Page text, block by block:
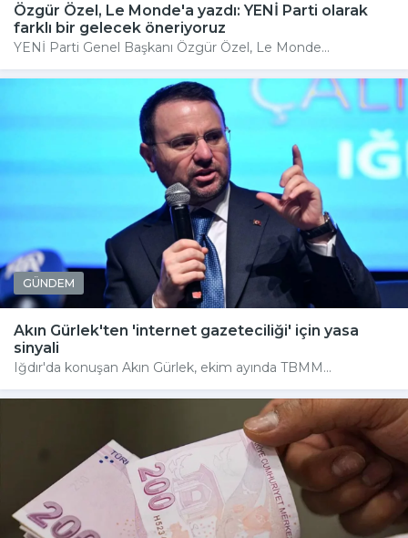
Özgür Özel, Le Monde'a yazdı: YENİ Parti olarak
farklı bir gelecek öneriyoruz
YENİ Parti Genel Başkanı Özgür Özel, Le Monde...
GÜNDEM
Akın Gürlek'ten 'internet gazeteciliği' için yasa
sinyali
Iğdır'da konuşan Akın Gürlek, ekim ayında TBMM...